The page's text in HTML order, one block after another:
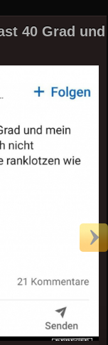
40 Grad und